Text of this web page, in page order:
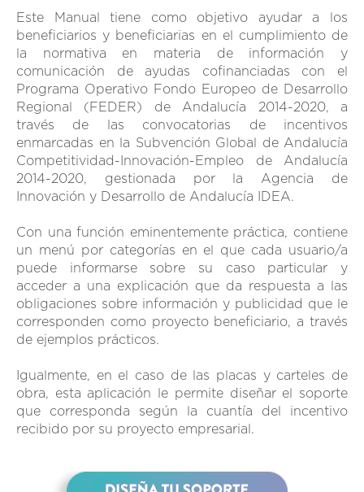
Este Manual tiene como objetivo ayudar a los
beneficiarios y beneficiarias en el cumplimiento de
la normativa en materia de información y
comunicación de ayudas cofinanciadas con el
Programa Operativo Fondo Europeo de Desarrollo
Regional (FEDER) de Andalucía 2014-2020, a
través de las convocatorias de incentivos
enmarcadas en la Subvención Global de Andalucía
Competitividad-Innovación-Empleo de Andalucía
2014-2020, gestionada por la Agencia de
Innovación y Desarrollo de Andalucía IDEA.
Con una función eminentemente práctica, contiene
un menú por categorías en el que cada usuario/a
puede informarse sobre su caso particular y
acceder a una explicación que da respuesta a las
obligaciones sobre información y publicidad que le
corresponden como proyecto beneficiario, a través
de ejemplos prácticos.
Igualmente, en el caso de las placas y carteles de
obra, esta aplicación le permite diseñar el soporte
que corresponda según la cuantía del incentivo
recibido por su proyecto empresarial.